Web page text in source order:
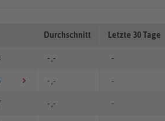
Durchschnitt Letzte 30 Tage
- ,- -
- ,- -
- ,- -